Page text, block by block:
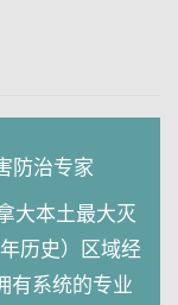
防治专家
大本土最大灭
历史）区域经
有系统的专业